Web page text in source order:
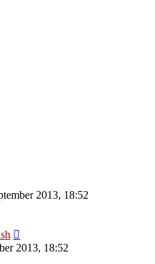
2013, 18:52
2013, 18:52